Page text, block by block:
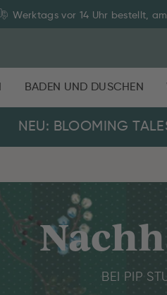
Werktags vor 14 Uhr bestellt,
BADEN UND DUSCHEN
NEU: BLOOMING
BEI PIP